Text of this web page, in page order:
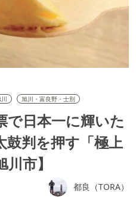
旭川・富良野・士別
で日本一に輝いた
鼓判を押す「極上
市】
都良（TORA）